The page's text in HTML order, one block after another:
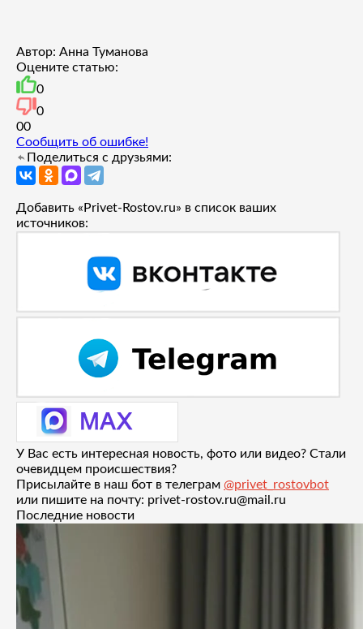
Автор: Анна Туманова
Оцените статью:
0
0
00
Сообщить об ошибке!
Поделиться с друзьями:
Добавить «Privet-Rostov.ru» в список ваших
источников:
У Вас есть интересная новость, фото или видео? Стали
очевидцем происшествия?
Присылайте в наш бот в телеграм @privet_rostovbot
или пишите на почту: privet-rostov.ru@mail.ru
Последние новости